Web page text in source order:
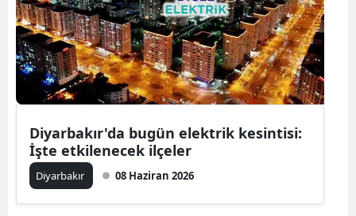
Diyarbakır'da bugün elektrik kesintisi:
İşte etkilenecek ilçeler
Diyarbakır 08 Haziran 2026